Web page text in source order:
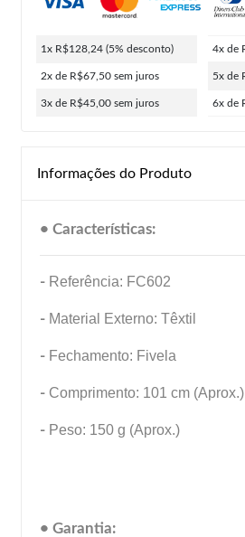
1x R$128,24 (5% desconto)
2x de R$67,50 sem juros
3x de R$45,00 sem juros
4x de
5x de
6x de
Informações do Produto
• Características:
- Referência: FC602
- Material Externo: Têxtil
- Fechamento: Fivela
- Comprimento: 101 cm (Aprox.)
- Peso: 150 g (Aprox.)
• Garantia: